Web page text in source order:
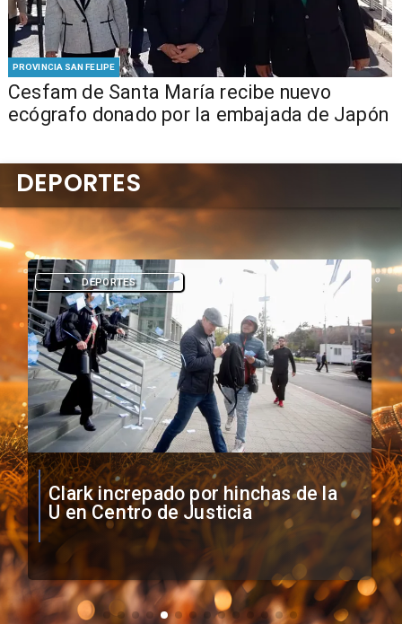
PROVINCIA SAN FELIPE
Cesfam de Santa María recibe nuevo
ecógrafo donado por la embajada de Japón
Vozinha firma contrato con Colo
Colo como nuevo arquero
DEPORTES
DEPORTES